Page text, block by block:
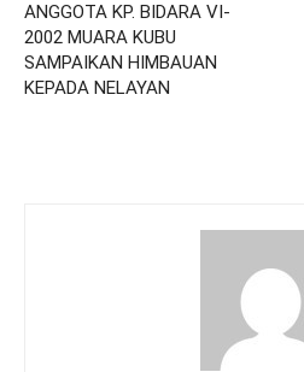
ANGGOTA KP. BIDARA VI-
2002 MUARA KUBU
SAMPAIKAN HIMBAUAN
KEPADA NELAYAN